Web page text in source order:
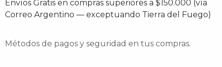
Envíos Gratis en compras superiores a $150.000 (vía
Correo Argentino — exceptuando Tierra del Fuego)
Métodos de pagos y seguridad en tus compras.